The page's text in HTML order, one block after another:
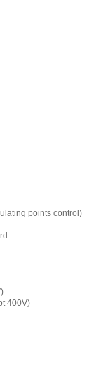
points control)
400V)